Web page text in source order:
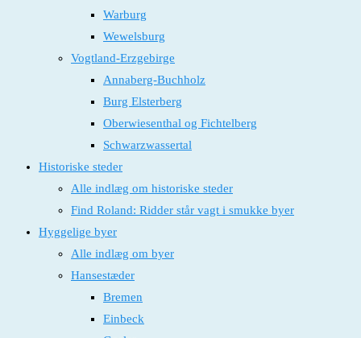
Warburg
Wewelsburg
Vogtland-Erzgebirge
Annaberg-Buchholz
Burg Elsterberg
Oberwiesenthal og Fichtelberg
Schwarzwassertal
Historiske steder
Alle indlæg om historiske steder
Find Roland: Ridder står vagt i smukke byer
Hyggelige byer
Alle indlæg om byer
Hansestæder
Bremen
Einbeck